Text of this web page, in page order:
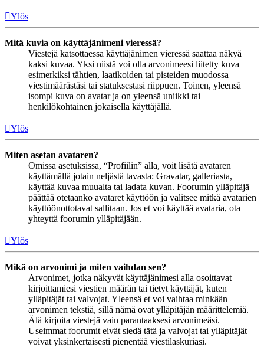
Ylös
Mitä kuvia on käyttäjänimeni vieressä?
Viestejä katsottaessa käyttäjänimen vieressä saattaa näkyä
kaksi kuvaa. Yksi niistä voi olla arvonimeesi liitetty kuva
esimerkiksi tähtien, laatikoiden tai pisteiden muodossa
viestimäärästäsi tai statuksestasi riippuen. Toinen, yleensä
isompi kuva on avatar ja on yleensä uniikki tai
henkilökohtainen jokaisella käyttäjällä.
Ylös
Miten asetan avataren?
Omissa asetuksissa, “Profiilin” alla, voit lisätä avataren
käyttämällä jotain neljästä tavasta: Gravatar, galleriasta,
käyttää kuvaa muualta tai ladata kuvan. Foorumin ylläpitäjä
päättää otetaanko avataret käyttöön ja valitsee mitkä avatarien
käyttöönottotavat sallitaan. Jos et voi käyttää avataria, ota
yhteyttä foorumin ylläpitäjään.
Ylös
Mikä on arvonimi ja miten vaihdan sen?
Arvonimet, jotka näkyvät käyttäjänimesi alla osoittavat
kirjoittamiesi viestien määrän tai tietyt käyttäjät, kuten
ylläpitäjät tai valvojat. Yleensä et voi vaihtaa minkään
arvonimen tekstiä, sillä nämä ovat ylläpitäjän määrittelemiä.
Älä kirjoita viestejä vain parantaaksesi arvonimeäsi.
Useimmat foorumit eivät siedä tätä ja valvojat tai ylläpitäjät
voivat yksinkertaisesti pienentää viestilaskuriasi.